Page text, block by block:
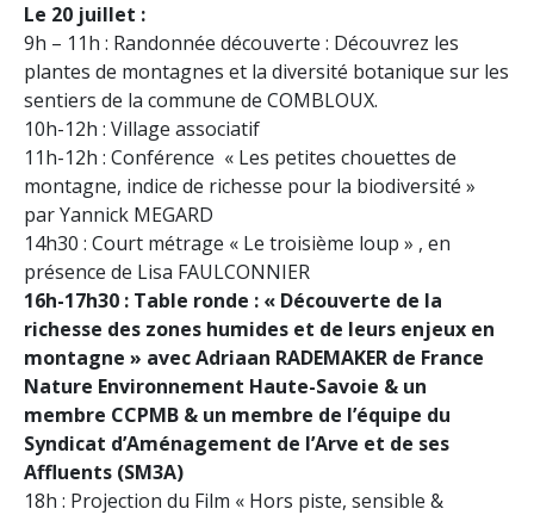
Le 20 juillet :
9h – 11h : Randonnée découverte : Découvrez les
plantes de montagnes et la diversité botanique sur les
sentiers de la commune de COMBLOUX.
10h-12h : Village associatif
11h-12h : Conférence « Les petites chouettes de
montagne, indice de richesse pour la biodiversité »
par Yannick MEGARD
14h30 : Court métrage « Le troisième loup » , en
présence de Lisa FAULCONNIER
16h-17h30 : Table ronde : « Découverte de la
richesse des zones humides et de leurs enjeux en
montagne » avec Adriaan RADEMAKER de France
Nature Environnement Haute-Savoie & un
membre CCPMB & un membre de l’équipe du
Syndicat d’Aménagement de l’Arve et de ses
Affluents (SM3A)
18h : Projection du Film « Hors piste, sensible &